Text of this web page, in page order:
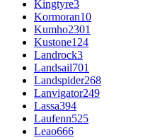
Kingtyre3
Kormoran10
Kumho2301
Kustone124
Landrock3
Landsail701
Landspider268
Lanvigator249
Lassa394
Laufenn525
Leao666